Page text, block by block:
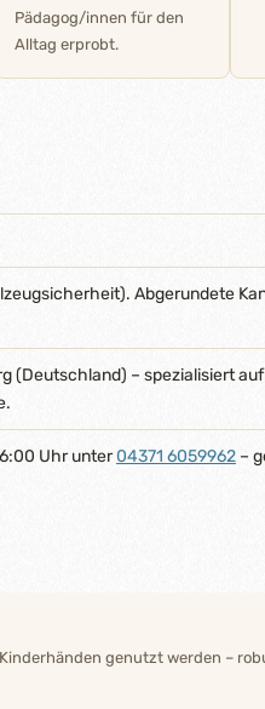
Pädagog/innen für den
Alltag erprobt.
Abgerundete
(Deutschland) – spezialisiert
Uhr unter04371 6059962 –
genutzt werden –